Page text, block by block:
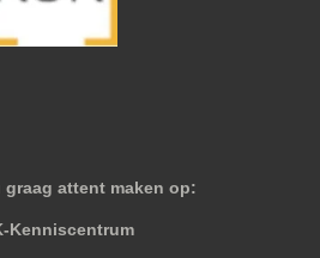
graag attent maken op:
Kenniscentrum